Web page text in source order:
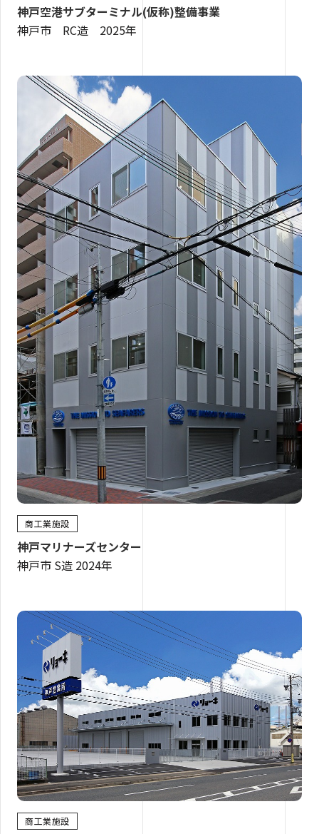
神戸空港サブターミナル(仮称)整備事業
神戸市 RC造 2025年
商工業施設
神戸マリナーズセンター
神戸市 S造 2024年
商工業施設